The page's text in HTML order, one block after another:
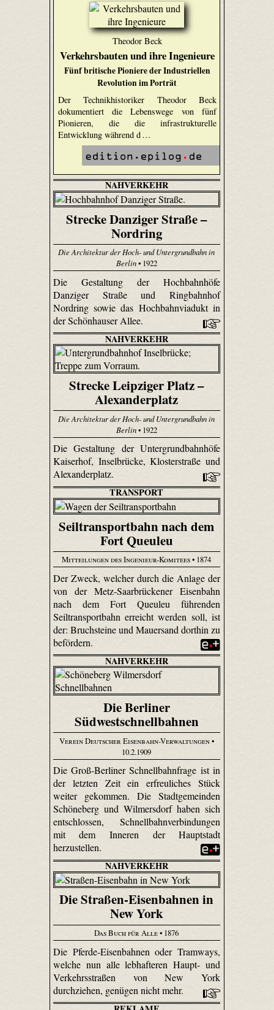
Theodor Beck
Verkehrsbauten und ihre Ingenieure
Fünf britische Pioniere der Industriellen
Revolution im Porträt
Der Technikhistoriker Theodor Beck
dokumentiert die Lebenswege von fünf
Pionieren, die die infrastrukturelle
Entwicklung während d …
NAHVERKEHR
Strecke Danziger Straße –
Nordring
Die Architektur der Hoch- und Untergrundbahn in
Berlin• 1922
Die Gestaltung der Hochbahnhöfe
Danziger Straße und Ringbahnhof
Nordring sowie das Hochbahnviadukt in
der Schönhauser Allee.
NAHVERKEHR
Strecke Leipziger Platz –
Alexanderplatz
Die Architektur der Hoch- und Untergrundbahn in
Berlin• 1922
Die Gestaltung der Untergrundbahnhöfe
Kaiserhof, Inselbrücke, Klosterstraße und
Alexanderplatz.
TRANSPORT
Seiltransportbahn nach dem
Fort Queuleu
Mitteilungen des Ingenieur-Komitees• 1874
Der Zweck, welcher durch die Anlage der
von der Metz-Saar­brücke­ner Eisenbahn
nach dem Fort Queuleu führenden
Seiltransportbahn erreicht werden soll, ist
der: Bruchsteine und Mauersand dorthin zu
befördern.
NAHVERKEHR
Die Berliner
Südwestschnellbahnen
Verein Deutscher Eisenbahn-Verwaltungen•
10.2.1909
Die Groß-Berliner Schnellbahnfrage ist in
der letzten Zeit ein erfreuliches Stück
weiter gekommen. Die Stadtgemeinden
Schöneberg und Wilmersdorf haben sich
entschlossen, Schnellbahnverbindungen
mit dem Inneren der Hauptstadt
herzustellen.
NAHVERKEHR
Die Straßen-Eisenbahnen in
New York
Das Buch für Alle• 1876
Die Pferde-Eisenbahnen oder Tramways,
welche nun alle lebhafteren Haupt- und
Verkehrsstraßen von New York
durchziehen, genügen nicht mehr.